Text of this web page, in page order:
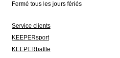
Fermé tous les jours fériés
Service clients
KEEPERsport
KEEPERbattle